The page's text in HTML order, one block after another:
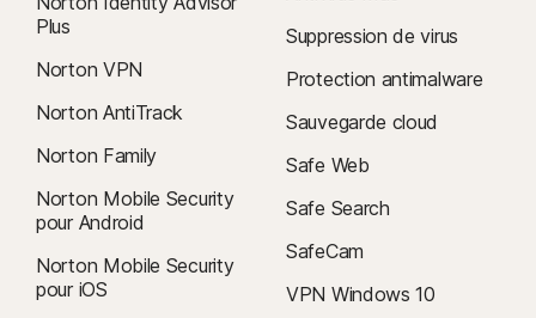
Plus
Norton VPN
Norton AntiTrack
Norton Family
Norton Mobile Security
pour Android
Norton Mobile Security
pour iOS
Suppression de virus
Protection antimalware
Sauvegarde cloud
Safe Web
Safe Search
SafeCam
VPN Windows 10